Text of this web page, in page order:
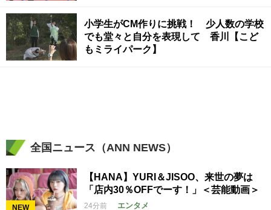
小学生がCM作りに挑戦！ 少人数の学校
でも堂々と自分を表現して 香川【こど
もミライパーク】
全国ニュース（ANN NEWS）
NEW
【HANA】YURI＆JISOO、来世の夢は
「店内30％OFFでーす！」＜芸能動画＞
24分前 エンタメ